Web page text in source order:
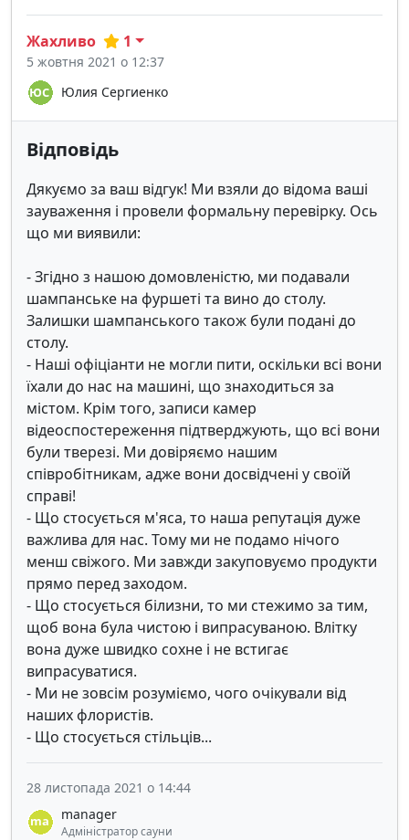
Юлия Сергиенко
Жахливо 1
5 жовтня 2021 о 12:37
Відповідь
Дякуємо за ваш відгук! Ми взяли до відома ваші
зауваження і провели формальну перевірку. Ось
що ми виявили:
- Згідно з нашою домовленістю, ми подавали
шампанське на фуршеті та вино до столу.
Залишки шампанського також були подані до
столу.
- Наші офіціанти не могли пити, оскільки всі вони
їхали до нас на машині, що знаходиться за
містом. Крім того, записи камер
відеоспостереження підтверджують, що всі вони
були тверезі. Ми довіряємо нашим
співробітникам, адже вони досвідчені у своїй
справі!
- Що стосується м'яса, то наша репутація дуже
важлива для нас. Тому ми не подамо нічого
менш свіжого. Ми завжди закуповуємо продукти
прямо перед заходом.
- Що стосується білизни, то ми стежимо за тим,
щоб вона була чистою і випрасуваною. Влітку
вона дуже швидко сохне і не встигає
випрасуватися.
- Ми не зовсім розуміємо, чого очікували від
наших флористів.
- Що стосується стільців...
manager
Адміністратор сауни
28 листопада 2021 о 14:44